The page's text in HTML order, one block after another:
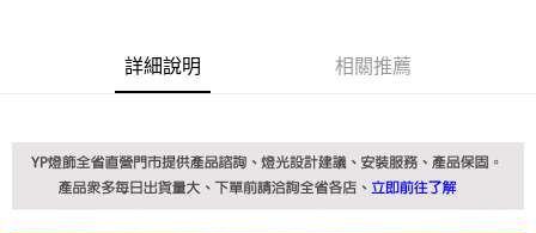
詳細說明 相關推薦